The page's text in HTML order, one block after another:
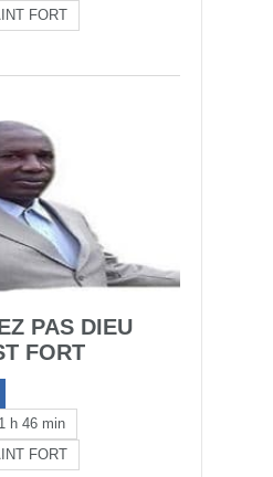
FORT
PAS DIEU
FORT
h 46 min
FORT